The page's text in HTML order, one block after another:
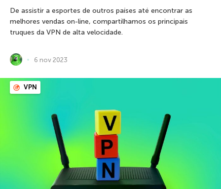
De assistir a esportes de outros países até encontrar as
melhores vendas on-line, compartilhamos os principais
truques da VPN de alta velocidade.
6 nov 2023
VPN